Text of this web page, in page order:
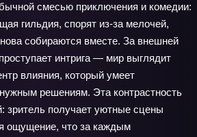
смесью приключения и комедии:
гильдия, спорят из‑за мелочей,
собираются вместе. За внешней
интрига — мир выглядит
влияния, который умеет
решениям. Эта контрастность
зритель получает уютные сцены
ощущение, что за каждым